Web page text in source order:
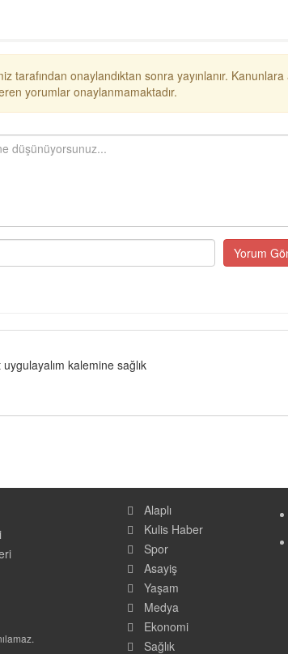
tarafından onaylandıktan sonra yayınlanır. Kanunlara
yorumlar onaylanmamaktadır.
Yorum
kalemine sağlık
Alaplı
Kulis Haber
Spor
Asayiş
Yaşam
Medya
Ekonomi
Sağlık